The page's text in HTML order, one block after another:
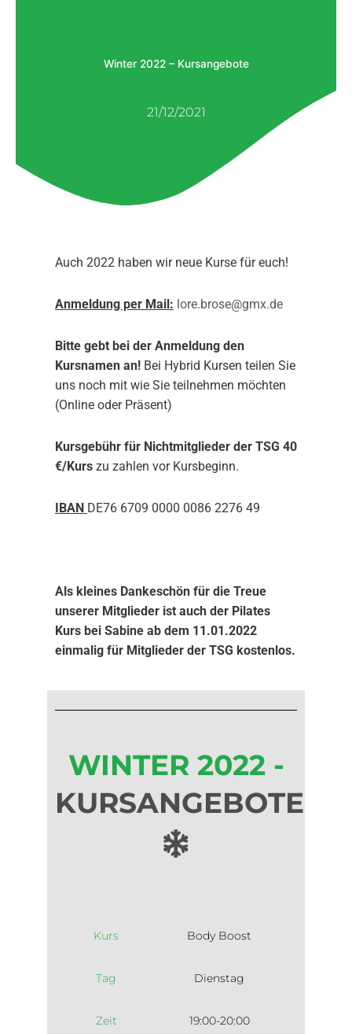
Winter 2022 – Kursangebote
21/12/2021
Auch 2022 haben wir neue Kurse für euch!
Anmeldung per Mail: lore.brose@gmx.de
Bitte gebt bei der Anmeldung den
Kursnamen an! Bei Hybrid Kursen teilen Sie
uns noch mit wie Sie teilnehmen möchten
(Online oder Präsent)
Kursgebühr für Nichtmitglieder der TSG 40
€/Kurs zu zahlen vor Kursbeginn.
IBAN DE76 6709 0000 0086 2276 49
Als kleines Dankeschön für die Treue
unserer Mitglieder ist auch der Pilates
Kurs bei Sabine ab dem 11.01.2022
einmalig für Mitglieder der TSG kostenlos.
WINTER 2022 -
KURSANGEBOTE
Kurs Body Boost
Tag Dienstag
Zeit 19:00-20:00